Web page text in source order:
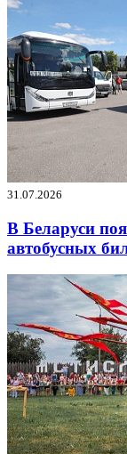
31.07.2026
В Беларуси
автобусных